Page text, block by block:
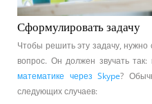
Сформулировать задачу
Чтобы решить эту задачу,
вопрос. Он должен звучать
математике через Skype?
следующих случаев: